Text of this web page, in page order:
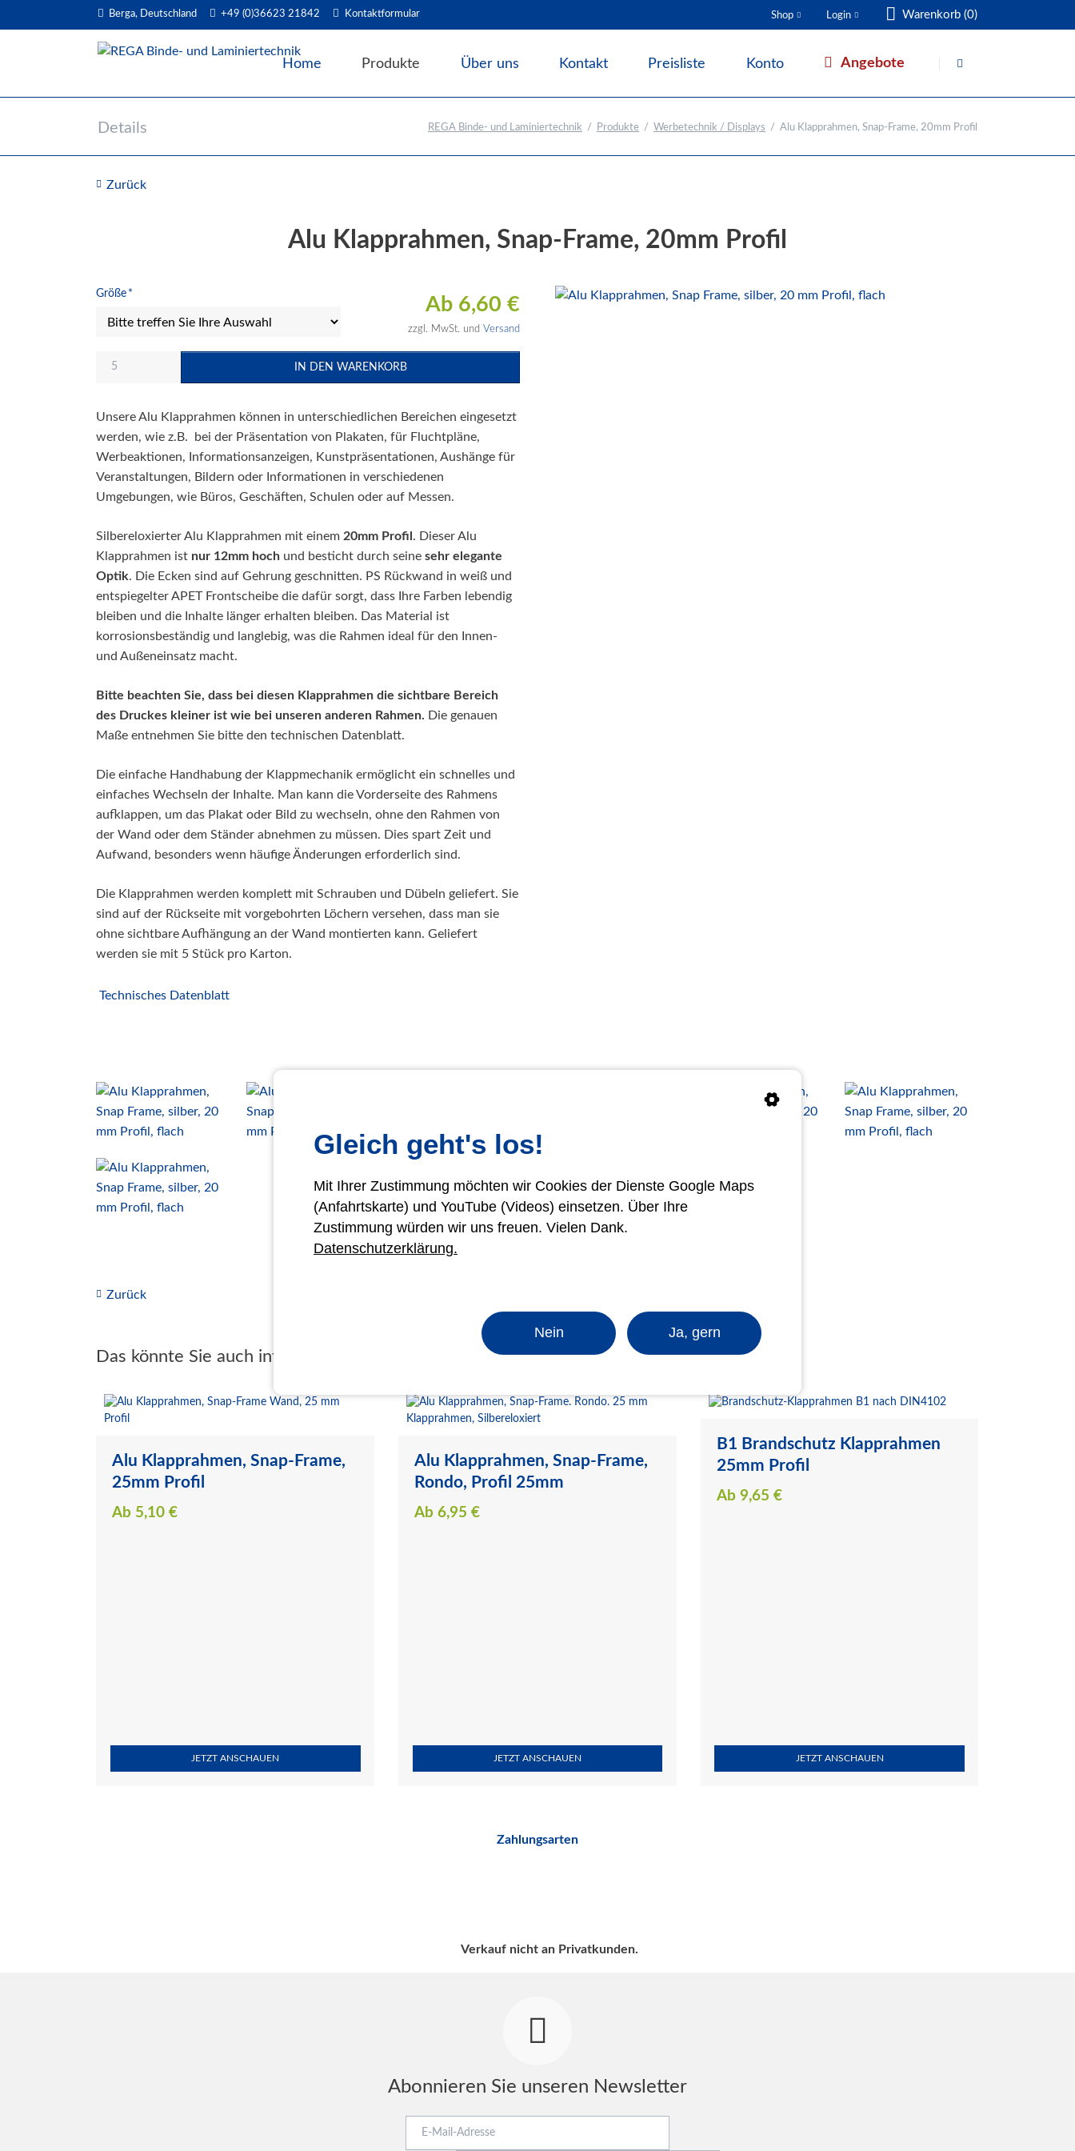
Berga, Deutschland +49 (0)36623 21842 Kontaktformular Warenkorb (0)
Login
Shop
überspringen
Home Produkte
Präge- und Foliendrucker
Druck- und Kopierfolien
Gebrauchtmaschinen
Über uns Kontakt Preisliste Konto Angebote
Details REGA Binde- und Laminiertechnik Produkte Werbetechnik / Displays Alu Klapprahmen, Snap-Frame, 20mm Profil
Zurück
Alu Klapprahmen, Snap-Frame, 20mm Profil
Pflichtfeld
Größe * Ab6,60 €
zzgl. MwSt. und Versand
Unsere Alu Klapprahmen können in unterschiedlichen Bereichen eingesetzt
werden, wie z.B. bei der Präsentation von Plakaten, für Fluchtpläne,
Werbeaktionen, Informationsanzeigen, Kunstpräsentationen, Aushänge für
Veranstaltungen, Bildern oder Informationen in verschiedenen
Umgebungen, wie Büros, Geschäften, Schulen oder auf Messen.
Silbereloxierter Alu Klapprahmen mit einem 20mm Profil . Dieser Alu
Klapprahmen ist nur 12mm hoch und besticht durch seinesehr elegante
Optik. Die Ecken sind auf Gehrung geschnitten. PS Rückwand in weiß und
entspiegelter APET Frontscheibe die dafür sorgt, dass Ihre Farben lebendig
bleiben und die Inhalte länger erhalten bleiben. Das Material ist
korrosionsbeständig und langlebig, was die Rahmen ideal für den Innen-
und Außeneinsatz macht.
Bitte beachten Sie, dass bei diesen Klapprahmen die sichtbare Bereich
des Druckes kleiner ist wie bei unseren anderen Rahmen. Die genauen
Maße entnehmen Sie bitte den technischen Datenblatt.
Die einfache Handhabung der Klappmechanik ermöglicht ein schnelles und
einfaches Wechseln der Inhalte. Man kann die Vorderseite des Rahmens
aufklappen, um das Plakat oder Bild zu wechseln, ohne den Rahmen von
der Wand oder dem Ständer abnehmen zu müssen. Dies spart Zeit und
Aufwand, besonders wenn häufige Änderungen erforderlich sind.
Die Klapprahmen werden komplett mit Schrauben und Dübeln geliefert. Sie
sind auf der Rückseite mit vorgebohrten Löchern versehen, dass man sie
ohne sichtbare Aufhängung an der Wand montierten kann. Geliefert
werden sie mit 5 Stück pro Karton.
Technisches Datenblatt
Zurück
Das könnte Sie auch interessieren
Alu Klapprahmen, Snap-Frame,
25mm Profil
Ab 5,10€
JETZT ANSCHAUEN
Alu Klapprahmen, Snap-Frame,
Rondo, Profil 25mm
Ab 6,95€
JETZT ANSCHAUEN
B1 Brandschutz Klapprahmen
25mm Profil
Ab 9,65 €
JETZT ANSCHAUEN
Zahlungsarten
Verkauf nicht an Privatkunden.
Abonnieren Sie unseren Newsletter
Gleich geht's los!
Mit Ihrer Zustimmung möchten wir Cookies der Dienste Google Maps
(Anfahrtskarte) und YouTube (Videos) einsetzen. Über Ihre
Zustimmung würden wir uns freuen. Vielen Dank.
Datenschutzerklärung.
Nein Ja, gern